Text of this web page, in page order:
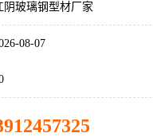
阴玻璃钢型材厂家
08-07